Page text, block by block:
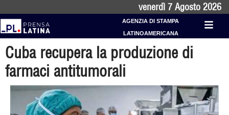
venerdì 7 Agosto 2026
AGENZIA DI STAMPA
LATINOAMERICANA
Cuba recupera la produzione di
farmaci antitumorali